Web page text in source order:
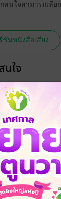
สนใจสามารถเลือก
ชันหนังสือเสียง
นใจ
รตติ้ง